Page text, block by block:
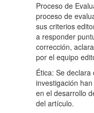
Proceso de
proceso de
sus criterios
a responder
corrección,
por el equipo
Ética: Se
investigación
en el desarrollo
del artículo.